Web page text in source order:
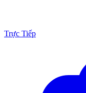
Trực Tiếp